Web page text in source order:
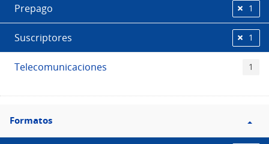
Prepago 1
Suscriptores 1
Telecomunicaciones 1
Filtro
Formatos
Formatos